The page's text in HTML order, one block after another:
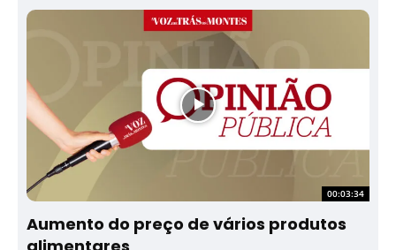
00:03:34
Aumento do preço de vários produtos